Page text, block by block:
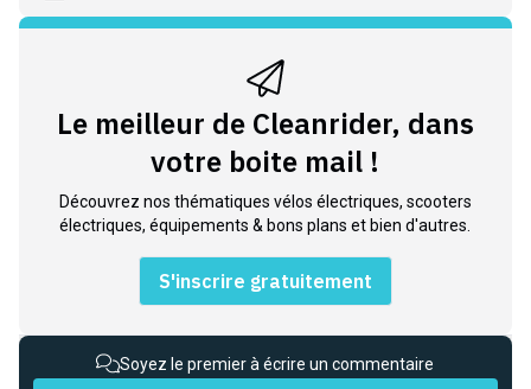
Le meilleur de Cleanrider, dans
votre boite mail !
Découvrez nos thématiques vélos électriques, scooters
électriques, équipements & bons plans et bien d'autres.
S'inscrire gratuitement
Soyez le premier à écrire un commentaire